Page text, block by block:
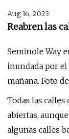
Aug 16, 2023
Reabren las
Seminole Way
inundada por el
mañana. Foto
Todas las
abiertas,
algunas calles